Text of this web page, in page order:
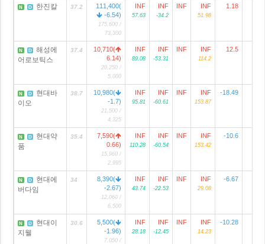
N D 한진칼 37.2
111,400(
-6.54)
175,600 /
73,300
INF
57.63
INF
-34.2
INF INF
51.98
1.18
N D
해성에
어로보틱스
37.4
10,710(
6.14)
20,250 /
5,000
INF
89.08
INF
-53.31
INF INF
114.2
12.5
N D
현대바
이오
38.7
10,980(
-1.7)
21,500 /
4,325
INF
95.81
INF
-60.61
INF INF
153.87
-18.49
N D
현대약
품
35.4
7,590(
0.66)
15,960 /
2,995
INF
110.28
INF
-60.54
INF INF
153.42
-10.6
N D
현대에
버다임
34
8,390(
-2.67)
12,060 /
6,500
INF
43.74
INF
-22.53
INF INF
29.08
-6.67
N D
현대이
지웰
30.6
5,500(
-1.96)
7,050 /
INF
28.18
INF
-12.45
INF INF
14.23
-10.28